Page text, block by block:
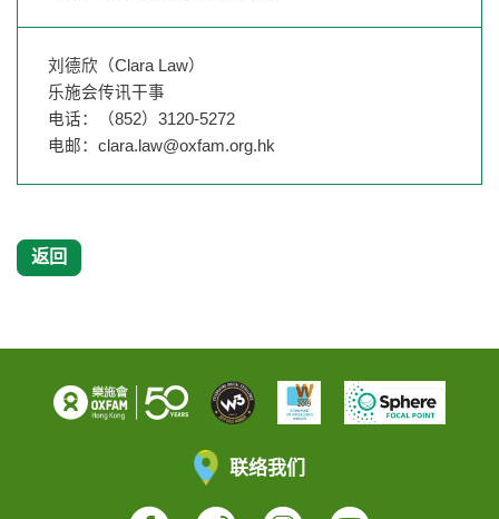
刘德欣（Clara Law）
乐施会传讯干事
电话：（852）3120-5272
电邮：clara.law@oxfam.org.hk
返回
联络我们